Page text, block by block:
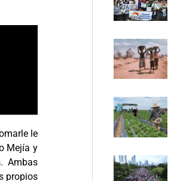
le
Mejía y
Ambas
propios